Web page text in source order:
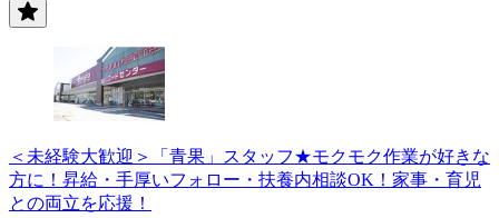
＜未経験大歓迎＞「青果」スタッフ★モクモク作業が好きな
方に！昇給・手厚いフォロー・扶養内相談OK！家事・育児
との両立を応援！